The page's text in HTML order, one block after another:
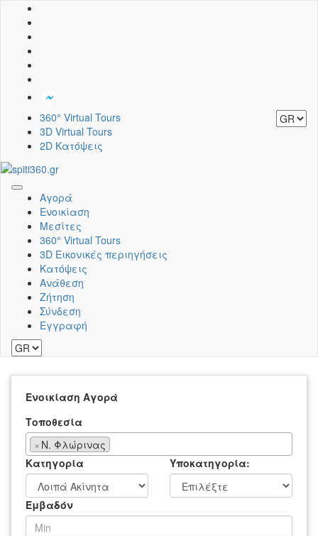
360° Virtual Tours
3D Virtual Tours
2D Κατόψεις
Toggle
navigation
Αγορά
Ενοικίαση
Μεσίτες
360° Virtual Tours
3D Εικονικές περιηγήσεις
Κατόψεις
Ανάθεση
Ζήτηση
Σύνδεση
Εγγραφή
Ενοικίαση Αγορά
Τοποθεσία
× Ν. Φλώρινας
Κατηγορία
Υποκατηγορία:
Εμβαδόν